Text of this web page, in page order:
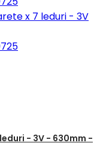
- 3V - 630mm -